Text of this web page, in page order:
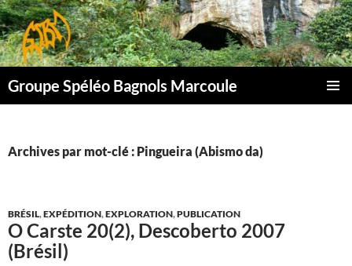
Aller
au
contenu
Groupe Spéléo Bagnols Marcoule
Archives par mot-clé : Pingueira (Abismo da)
BRÉSIL,EXPÉDITION,EXPLORATION,PUBLICATION
O Carste 20(2), Descoberto 2007
(Brésil)